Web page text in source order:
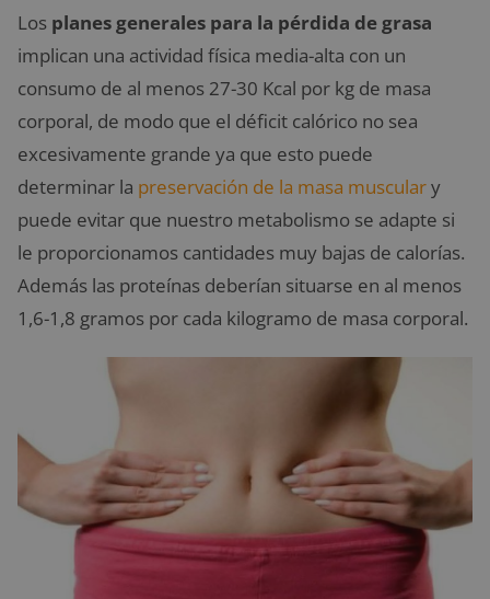
Los planes generales para la pérdida de grasa
implican una actividad física media-alta con un
consumo de al menos 27-30 Kcal por kg de masa
corporal, de modo que el déficit calórico no sea
excesivamente grande ya que esto puede
determinar la preservación de la masa musculary
puede evitar que nuestro metabolismo se adapte si
le proporcionamos cantidades muy bajas de calorías.
Además las proteínas deberían situarse en al menos
1,6-1,8 gramos por cada kilogramo de masa corporal.